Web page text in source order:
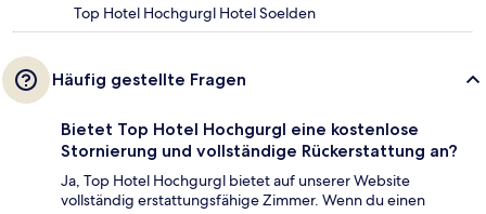
Top Hotel Hochgurgl Hotel Soelden
Häufig gestellte Fragen
Bietet Top Hotel Hochgurgl eine kostenlose
Stornierung und vollständige Rückerstattung an?
Ja, Top Hotel Hochgurgl bietet auf unserer Website
vollständig erstattungsfähige Zimmer. Wenn du einen